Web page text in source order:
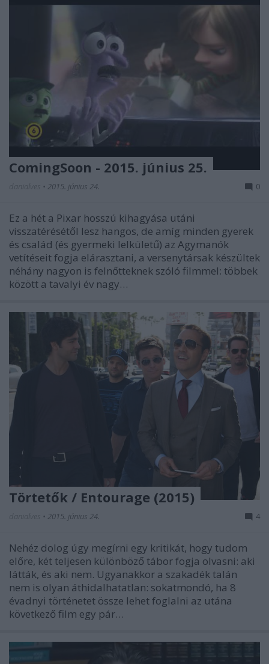
ComingSoon - 2015. június 25.
• 2015. június 24. 0
Ez a hét a Pixar hosszú kihagyása utáni
visszatérésétől lesz hangos, de amíg minden gyerek
és család (és gyermeki lelkületű) az Agymanók
vetítéseit fogja elárasztani, a versenytársak készültek
néhány nagyon is felnőtteknek szóló filmmel: többek
között a tavalyi év nagy…
Törtetők / Entourage (2015)
• 2015. június 24. 4
Nehéz dolog úgy megírni egy kritikát, hogy tudom
előre, két teljesen különböző tábor fogja olvasni: aki
látták, és aki nem. Ugyanakkor a szakadék talán
nem is olyan áthidalhatatlan: sokatmondó, ha 8
évadnyi történetet össze lehet foglalni az utána
következő film egy pár…